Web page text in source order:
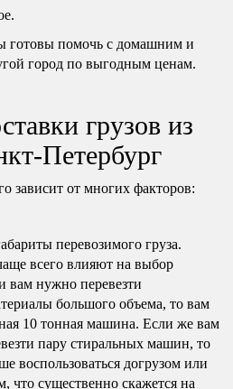
готовы помочь с домашним и
город по выгодным ценам.
грузов из
Петербург
зависит от многих факторов:
перевозимого груза.
всего влияют на выбор
вам нужно перевезти
большого объема, то вам
10 тонная машина. Если же вам
пару стиральных машин, то
воспользоваться догрузом или
что существенно скажется на